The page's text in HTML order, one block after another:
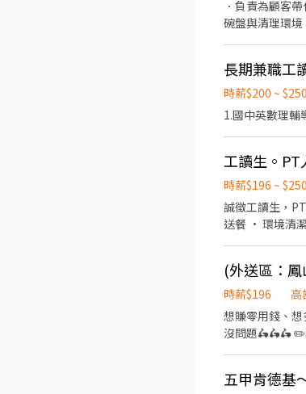
．負責為顧客
碗盤與清理環
長期兼職工
時薪$200 ~ $250
1.國中英數理輔
工讀生。PT
時薪$196 ~ $250
誠徵工讀生，PT人員一名，歡迎加入
送餐 • 環境清潔與桌面整理 我們給你的： • 彈性排班，配合課業需求
時薪$196
高
想賺零用錢、想多一點
沒問題🛵🛵🛵 ✏️外送區域 📍鳳山區 ✏️關於薪資 📅每週至少排休兩天 💰時薪196、外送單數1單10-14元 💼享勞健保 💸發薪日：每
五甲肯德基